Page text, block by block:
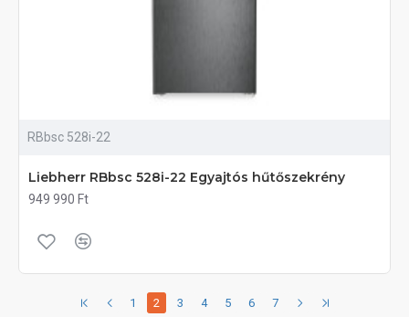
RBbsc 528i-22
Liebherr RBbsc 528i-22 Egyajtós hűtőszekrény
949 990 Ft
1 2 3 4 5 6
7